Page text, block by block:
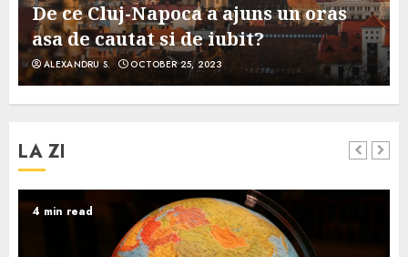
De ce Cluj-Napoca a ajuns un oras
asa de cautat si de iubit?
ALEXANDRU S. OCTOBER 25, 2023
LA ZI
4 min read